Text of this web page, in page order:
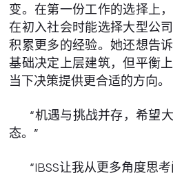
变。在第一份工作的选择上
在初入社会时能选择大型公
积累更多的经验。她还想告
基础决定上层建筑，但平衡
当下决策提供更合适的方向。
“机遇与挑战并存，希望
态。”
“IBSS让我从更多角度思